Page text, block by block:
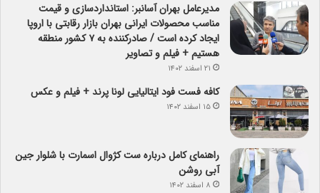
مدیرعامل بهران آسانبر: استانداردسازی و قیمت
مناسب محصولات ایرانی بهران بازار رقابتی با اروپا
ایجاد کرده است / صادرکننده به ۷ کشور منطقه
هستیم + فیلم و تصاویر
۲۱ اسفند ۱۴۰۲
کافه فست فود ایتالیایی لونا پرند + فیلم و عکس
۱۵ اسفند ۱۴۰۲
راهنمای کامل درباره ست کژوال اسمارت با شلوار جین
آبی روشن
۸ اسفند ۱۴۰۲